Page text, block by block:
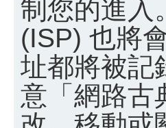
制您的進入
(ISP) 也將
址都將被記
意「網路古